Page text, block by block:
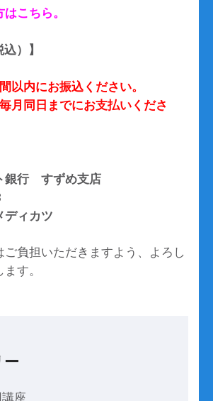
こちら。
）】
以内にお振込ください。
月同日までにお支払いくださ
銀行 すずめ支店
ディカツ
負担いただきますよう、よろし
す。
座